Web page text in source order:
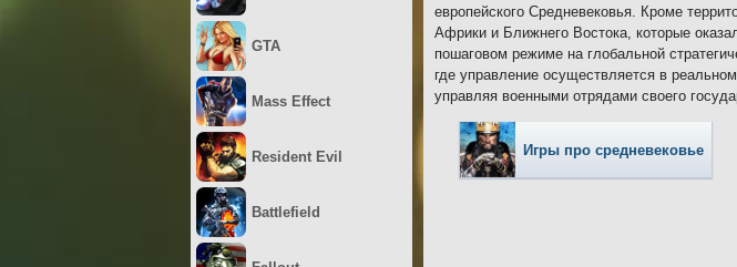
европейского Средневековья. Кроме
Африки и Ближнего Востока, которые
пошаговом режиме на глобальной
где управление осуществляется в
управляя военными отрядами своего
Игры про средневековье
GTA
Mass Effect
Resident Evil
Battlefield